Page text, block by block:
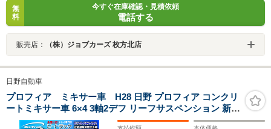
無
料
今すぐ在庫確認・見積依頼
電話する
販売店： （株）ジョブカーズ 枚方北店
日野自動車
プロフィア ミキサー車 H28 日野 プロフィア コンクリ
ートミキサー車 6×4 3軸2デフ リーフサスペンション 新明
和工業 電動ホッパー 7速マニュアル MT 10t 20t 大型 コン